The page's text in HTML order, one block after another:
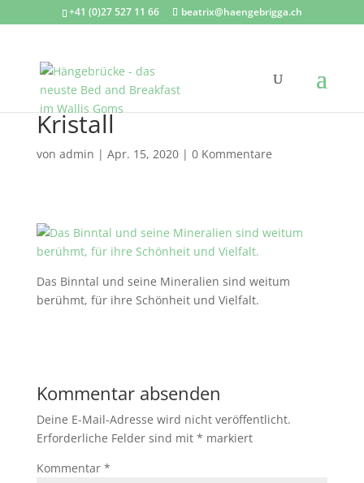
+41 (0)27 527 11 66 beatrix@haengebrigga.ch
Kristall
von admin | Apr. 15, 2020| 0 Kommentare
Das Binntal und seine Mineralien sind weitum
berühmt, für ihre Schönheit und Vielfalt.
Kommentar absenden
Deine E-Mail-Adresse wird nicht veröffentlicht.
Erforderliche Felder sind mit * markiert
Kommentar *